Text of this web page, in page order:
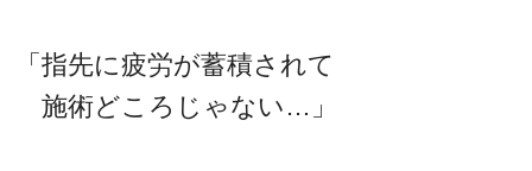
「指先に疲労が蓄積されて
施術どころじゃない…」